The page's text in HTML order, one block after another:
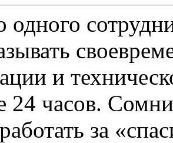
и
24 часов.
за